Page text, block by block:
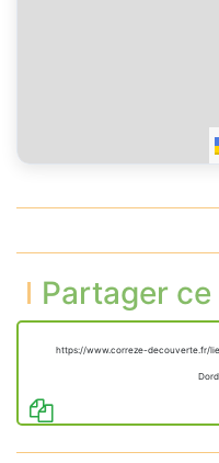
Partager ce
https://www.correze-decouverte.fr/